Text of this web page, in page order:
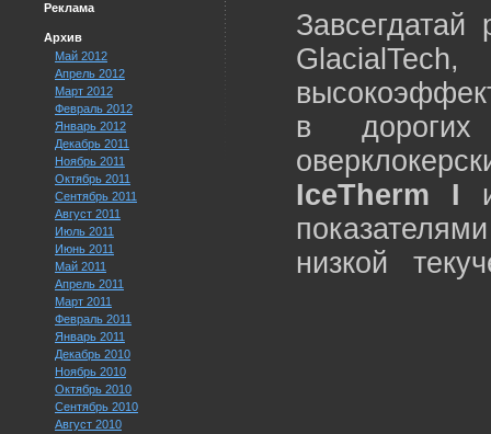
Реклама
Архив
Май 2012
Апрель 2012
Март 2012
Февраль 2012
Январь 2012
Декабрь 2011
Ноябрь 2011
Октябрь 2011
Сентябрь 2011
Август 2011
Июль 2011
Июнь 2011
Май 2011
Апрель 2011
Март 2011
Февраль 2011
Январь 2011
Декабрь 2010
Ноябрь 2010
Октябрь 2010
Сентябрь 2010
Август 2010
в дорогих
IceTherm I
низкой